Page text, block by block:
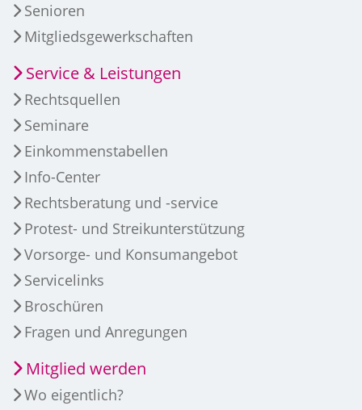
Senioren
Mitgliedsgewerkschaften
Service & Leistungen
Rechtsquellen
Seminare
Einkommenstabellen
Info-Center
Rechtsberatung und -service
Protest- und Streikunterstützung
Vorsorge- und Konsumangebot
Servicelinks
Broschüren
Fragen und Anregungen
Mitglied werden
Wo eigentlich?